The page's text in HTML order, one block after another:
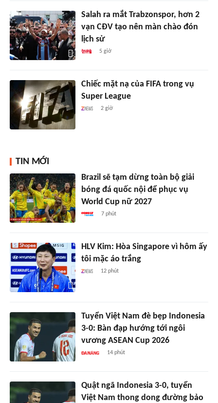
Salah ra mắt Trabzonspor, hơn 2
vạn CĐV tạo nên màn chào đón
lịch sử
5 giờ
Chiếc mặt nạ của FIFA trong vụ
Super League
2 giờ
TIN MỚI
Brazil sẽ tạm dừng toàn bộ giải
bóng đá quốc nội để phục vụ
World Cup nữ 2027
7 phút
HLV Kim: Hòa Singapore vì hôm ấy
tôi mặc áo trắng
12 phút
Tuyển Việt Nam đè bẹp Indonesia
3-0: Bàn đạp hướng tới ngôi
vương ASEAN Cup 2026
14 phút
Quật ngã Indonesia 3-0, tuyển
Việt Nam thong dong đường bảo